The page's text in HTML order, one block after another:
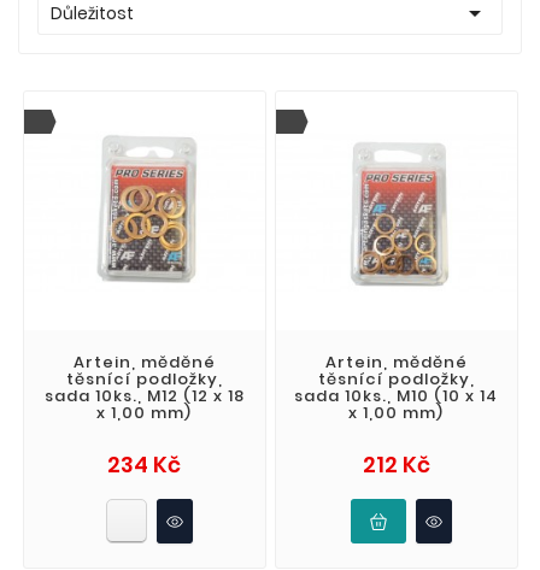
Důležitost 
Artein, měděné
těsnící podložky,
sada 10ks., M12 (12 x 18
x 1,00 mm)
234 KčCena
Artein, měděné
těsnící podložky,
sada 10ks., M10 (10 x 14
x 1,00 mm)
212 KčCena